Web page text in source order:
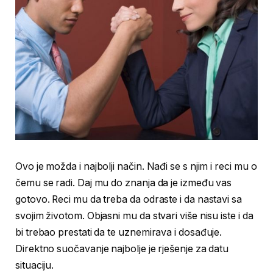
Ovo je možda i najbolji način. Nađi se s njim i reci mu o
čemu se radi. Daj mu do znanja da je između vas
gotovo. Reci mu da treba da odraste i da nastavi sa
svojim životom. Objasni mu da stvari više nisu iste i da
bi trebao prestati da te uznemirava i dosađuje.
Direktno suočavanje najbolje je rješenje za datu
situaciju.